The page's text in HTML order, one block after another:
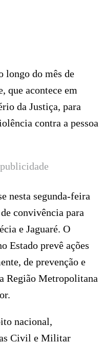
longo do mês de
que acontece em
da Justiça, para
contra a pessoa
nesta segunda-feira
convivência para
e Jaguaré. O
Estado prevê ações
de prevenção e
Região Metropolitana
nacional,
Civil e Militar